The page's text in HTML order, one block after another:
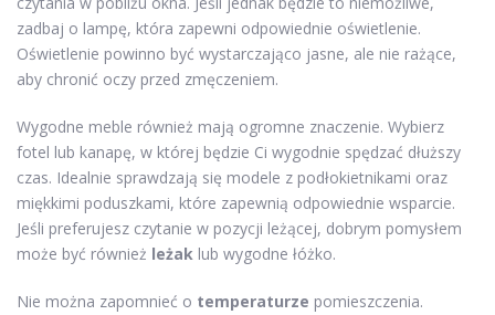
zadbaj o lampę, która zapewni odpowiednie oświetlenie.
Oświetlenie powinno być wystarczająco jasne, ale nie rażące,
aby chronić oczy przed zmęczeniem.
Wygodne meble również mają ogromne znaczenie. Wybierz
fotel lub kanapę, w której będzie Ci wygodnie spędzać dłuższy
czas. Idealnie sprawdzają się modele z podłokietnikami oraz
miękkimi poduszkami, które zapewnią odpowiednie wsparcie.
Jeśli preferujesz czytanie w pozycji leżącej, dobrym pomysłem
może być również leżak lub wygodne łóżko.
Nie można zapomnieć o temperaturze pomieszczenia.